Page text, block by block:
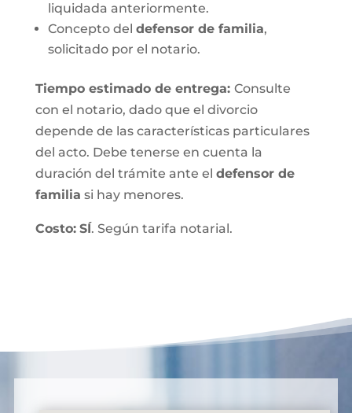
liquidada anteriormente.
Concepto del defensor de familia,
solicitado por el notario.
Tiempo estimado de entrega: Consulte
con el notario, dado que el divorcio
depende de las características particulares
del acto. Debe tenerse en cuenta la
duración del trámite ante el defensor de
familia si hay menores.
Costo: SÍ. Según tarifa notarial.